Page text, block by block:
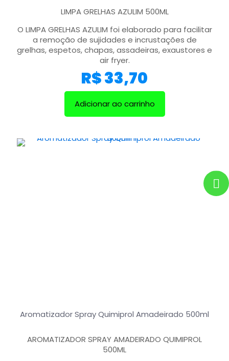
LIMPA GRELHAS AZULIM 500ML
O LIMPA GRELHAS AZULIM foi elaborado para facilitar
a remoção de sujidades e incrustações de
grelhas, espetos, chapas, assadeiras, exaustores e
air fryer.
R$33,70
Adicionar ao carrinho
Aromatizador Spray Quimiprol Amadeirado 500ml
AROMATIZADOR SPRAY AMADEIRADO QUIMIPROL
500ML